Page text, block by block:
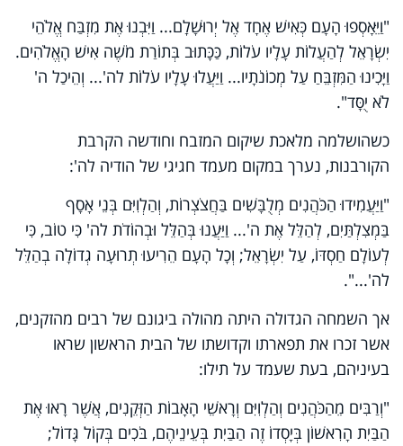
"וַיֵּאָסְפוּ הָעָם כְּאִישׁ אֶחָד אֶל יְרוּשָׁלִָם... וַיִּבְנוּ אֶת מִזְבַּח אֱלֹהֵי
יִשְׂרָאֵל לְהַעֲלוֹת עָלָיו עֹלוֹת, כַּכָּתוּב בְּתוֹרַת מֹשֶׁה אִישׁ הָאֱלֹהִים.
וַיָּכִינוּ הַמִּזְבֵּחַ עַל מְכוֹנֹתָיו... וַיַּעֲלוּ עָלָיו עֹלוֹת לה'... וְהֵיכַל ה'
לֹא יֻסָּד".
כשהושלמה מלאכת שיקום המזבח וחודשה הקרבת
הקורבנות, נערך במקום מעמד חגיגי של הודיה לה':
"וַיַּעֲמִידוּ הַכֹּהֲנִים מְלֻבָּשִׁים בַּחֲצֹצְרוֹת, וְהַלְוִיִּם בְּנֵי אָסָף
בַּמְצִלְתַּיִם, לְהַלֵּל אֶת ה'... וַיַּעֲנוּ בְּהַלֵּל וּבְהוֹדֹת לה' כִּי טוֹב, כִּי
לְעוֹלָם חַסְדּוֹ, עַל יִשְׂרָאֵל; וְכָל הָעָם הֵרִיעוּ תְרוּעָה גְדוֹלָה בְהַלֵּל
לה'...".
אך השמחה הגדולה היתה מהולה ביגונם של רבים מהזקנים,
אשר זכרו את תפארתו וקדושתו של הבית הראשון שראו
בעיניהם, בעת שעמד על תילו:
"וְרַבִּים מֵהַכֹּהֲנִים וְהַלְוִיִּם וְרָאשֵׁי הָאָבוֹת הַזְּקֵנִים, אֲשֶׁר רָאוּ אֶת
הַבַּיִת הָרִאשׁוֹן בְּיָסְדוֹ זֶה הַבַּיִת בְּעֵינֵיהֶם, בֹּכִים בְּקוֹל גָּדוֹל;